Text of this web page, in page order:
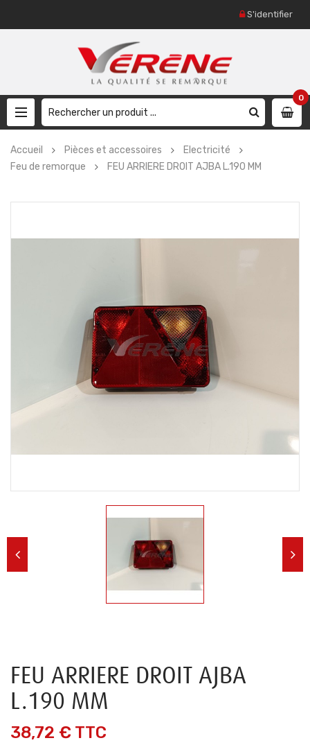
S'identifier
0
Accueil Pièces et accessoires
Electricité
Feu de remorque
FEU ARRIERE DROIT AJBA L.190 MM
FEU ARRIERE DROIT AJBA
L.190 MM
38,72 € TTC